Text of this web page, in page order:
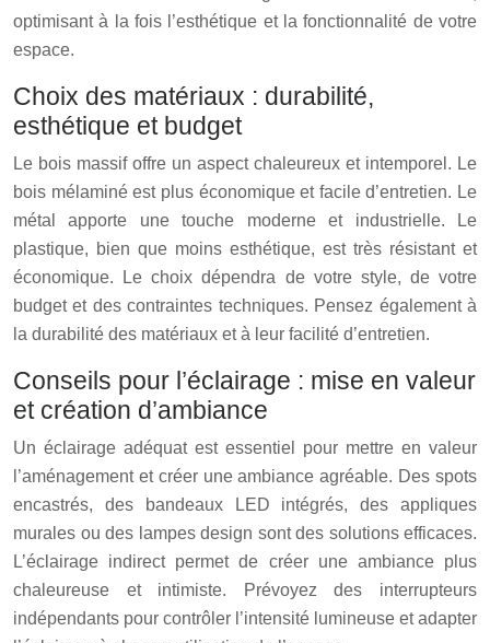
optimisant à la fois l’esthétique et la fonctionnalité de votre
espace.
Choix des matériaux : durabilité,
esthétique et budget
Le bois massif offre un aspect chaleureux et intemporel. Le
bois mélaminé est plus économique et facile d’entretien. Le
métal apporte une touche moderne et industrielle. Le
plastique, bien que moins esthétique, est très résistant et
économique. Le choix dépendra de votre style, de votre
budget et des contraintes techniques. Pensez également à
la durabilité des matériaux et à leur facilité d’entretien.
Conseils pour l’éclairage : mise en valeur
et création d’ambiance
Un éclairage adéquat est essentiel pour mettre en valeur
l’aménagement et créer une ambiance agréable. Des spots
encastrés, des bandeaux LED intégrés, des appliques
murales ou des lampes design sont des solutions efficaces.
L’éclairage indirect permet de créer une ambiance plus
chaleureuse et intimiste. Prévoyez des interrupteurs
indépendants pour contrôler l’intensité lumineuse et adapter